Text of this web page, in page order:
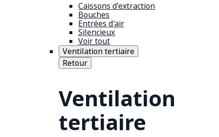
Caissons d'extraction
Bouches
Entrées d'air
Silencieux
Voir tout
Ventilation tertiaire
Retour
Ventilation
tertiaire